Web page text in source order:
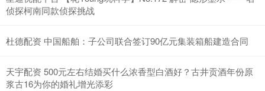
侦探柯南同款侦探挑战
杜德配资 中国船舶：子公司联合签订90亿元集装箱船建造合同
天宇配资 500元左右结婚买什么浓香型白酒好？古井贡酒年份原
浆古16为你的婚礼增光添彩